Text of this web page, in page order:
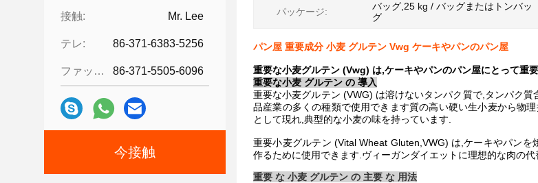
接触: Mr. Lee
テレ: 86-371-6383-5256
ファックス: 86-371-5505-6096
今接触
パッケージ:
バッグ,25 kg / バッグまたはトンバッ
グ
パン屋 重要成分 小麦 グルテン Vwg ケーキやパンのパン屋
重要な小麦グルテン (Vwg) は,ケーキやパンのパン屋にとって重
重要な小麦 グルテン の 導入
重要な小麦グルテン (VWG) は溶けないタンパク質で,タンパク
品産業の多くの種類で使用できます質の高い硬い生小麦から物
として現れ,典型的な小麦の味を持っています.
重要小麦グルテン (Vital Wheat Gluten,VWG) は,ケーキやパン
作るために使用できます.ヴィーガンダイエットに理想的な肉の代
重要 な 小麦 グルテン の 主要 な 用法